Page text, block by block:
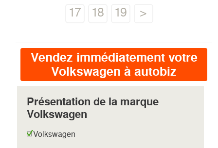
17
18 19 >
Vendez immédiatement votre
Volkswagen à autobiz
Présentation de la marque
Volkswagen
Volkswagen